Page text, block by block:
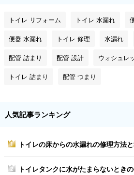
トイレ リフォーム トイレ 水漏れ
便器 水漏れ トイレ 修理 水漏れ
配管 詰まり 配管 設計 ウォシュレ
トイレ 詰まり 配管 つまり
人気記事ランキング
1 トイレの床からの水漏れの修理方法
2
トイレタンクに水がたまらないとき